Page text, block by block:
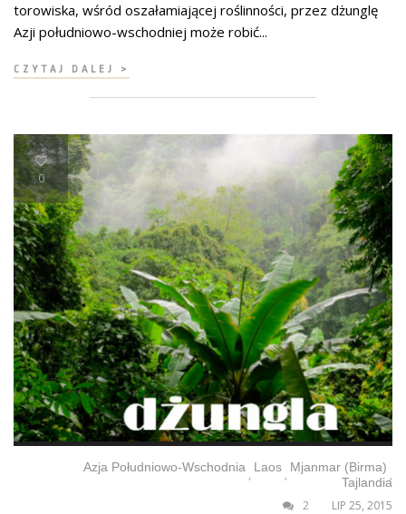
torowiska, wśród oszałamiającej roślinności, przez dżunglę
Azji południowo-wschodniej może robić...
CZYTAJ DALEJ >
0
Azja Południowo-Wschodnia , Laos , Mjanmar (Birma) ,
Tajlandia
LIP 25, 2015
2